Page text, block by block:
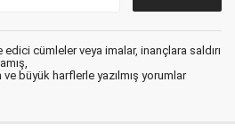
cümleler veya imalar, inançlara saldırı
büyük harflerle yazılmış yorumlar